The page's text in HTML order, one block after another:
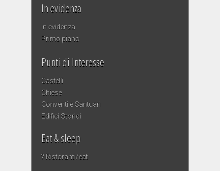
In evidenza
In evidenza
Primo piano
Punti di Interesse
Castelli
Chiese
Conventi e Santuari
Edifici Storici
Eat & sleep
? Ristoranti/eat